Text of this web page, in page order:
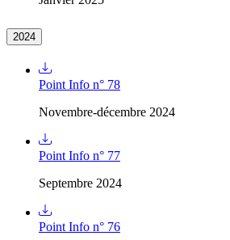
2024
Point Info n° 78
Novembre-décembre 2024
Point Info n° 77
Septembre 2024
Point Info n° 76